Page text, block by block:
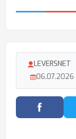
LEVERSNET
06.07.2026